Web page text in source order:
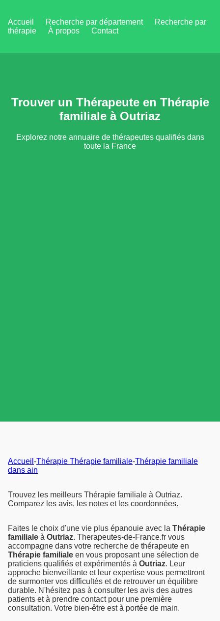
Accueil Recherche par département
Recherche par
thérapie
À propos Contact
Trouver un Thérapeute en Thérapie
familiale à Outriaz
Explorez notre annuaire de thérapeutes qualifiés dans
toute la France
Accueil -Thérapie Thérapie familiale-Thérapie familiale
dans ain
Trouvez les meilleurs Thérapie familiale à Outriaz.
Comparez les avis, les notes et les coordonnées.
Faites le choix d'une vie plus épanouie avec la Thérapie
familiale à Outriaz. Therapeutes-de-France.fr vous
accompagne dans votre recherche de thérapeute en
Thérapie familiale en vous proposant une sélection de
praticiens qualifiés et expérimentés à Outriaz. Leur
approche bienveillante et leur expertise vous permettront
de surmonter vos difficultés et de retrouver un équilibre
durable. N'hésitez pas à consulter les avis des autres
patients et à prendre contact pour une première
consultation. Votre bien-être est à portée de main.